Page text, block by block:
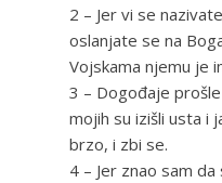
2 – Jer vi se
oslanjate se na
Vojskama njemu je
3 – Dogođaje
mojih su izišli usta i
brzo, i zbi se.
4 – Jer znao sam